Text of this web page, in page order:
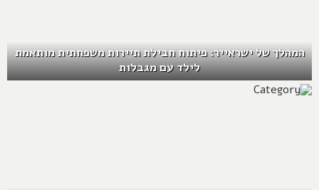
המהלך של ישראייר: פיתוח חבילת תיירות משפחתית מותאמת
לילד עם מגבלות